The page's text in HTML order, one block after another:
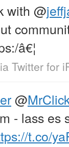
with @
â€¦
Twitter for
@
- lass es
t.co/